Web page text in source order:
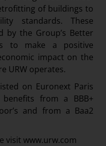
of buildings to
standards. These
by the Group’s Better
to make a positive
impact on the
URW operates.
on Euronext Paris
benefits from a BBB+
and from a Baa2
visit www.urw.com